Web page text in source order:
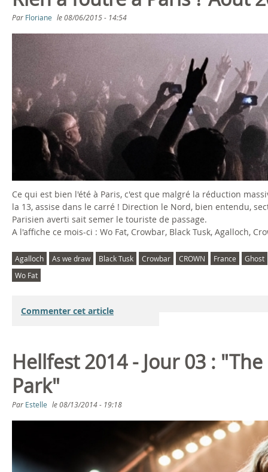
s
ê
e
s
i
Par Floriane le08/06/2015 - 14:54
Ce qui est bien l'été à Paris, c'est que malgré la réduction
la 13, assise dans le carré ! Direction le Nord, bien entendu,
Parisien averti sait semer le touriste de passage.
A l'affiche ce mois-ci : Wo Fat, Crowbar, Black Tusk, Agalloch,
Agalloch As we draw Black Tusk Crowbar CROWN France
Ghost
Wo Fat
Commenter cet article
Hellfest 2014 - Jour 03 :
Park"
Par Estelle le08/13/2014 - 19:18